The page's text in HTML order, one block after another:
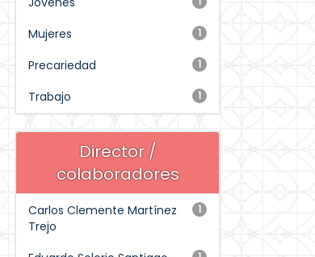
1
Mujeres
1
Precariedad
1
Trabajo
Director /
colaboradores
1
Carlos Clemente Martínez
Trejo